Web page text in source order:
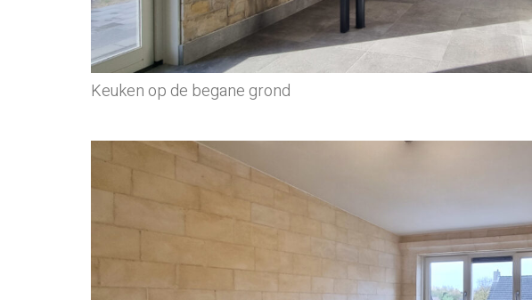
Keuken op de begane grond